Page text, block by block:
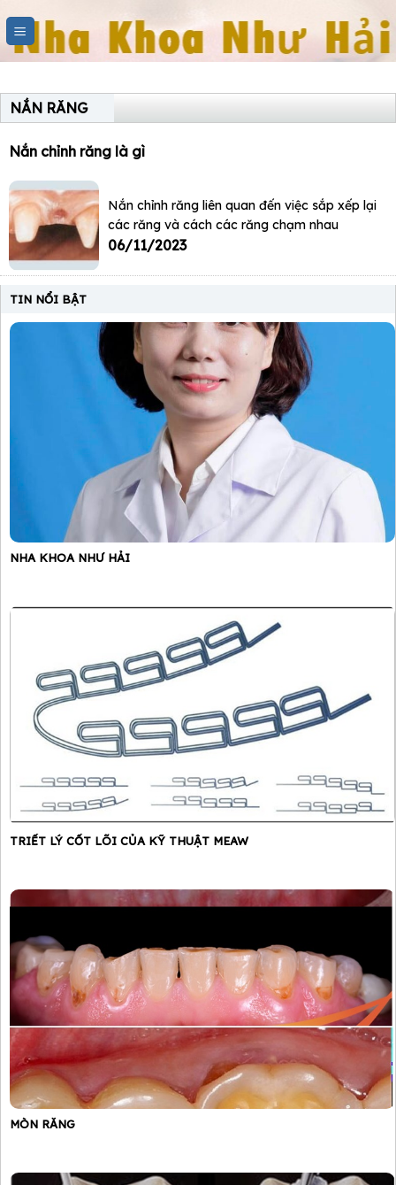
content
NẮN RĂNG
Nắn chỉnh răng là gì
Nắn chỉnh răng liên quan đến việc sắp xếp lại
các răng và cách các răng chạm nhau
06/11/2023
TIN NỔI BẬT
NHA KHOA NHƯ HẢI
TRIẾT LÝ CỐT LÕI CỦA KỸ THUẬT MEAW
MÒN RĂNG